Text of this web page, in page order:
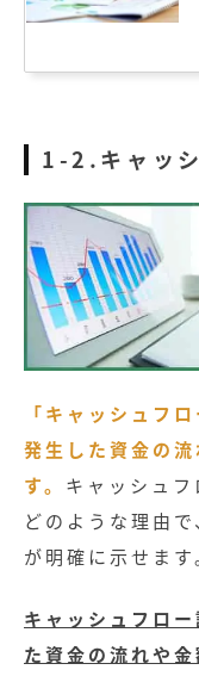
1-2.キャッ
「キャッシュフ
発生した資金の
す。 キャッシュフ
どのような理由
が明確に示せます
キャッシュフロ
た資金の流れや